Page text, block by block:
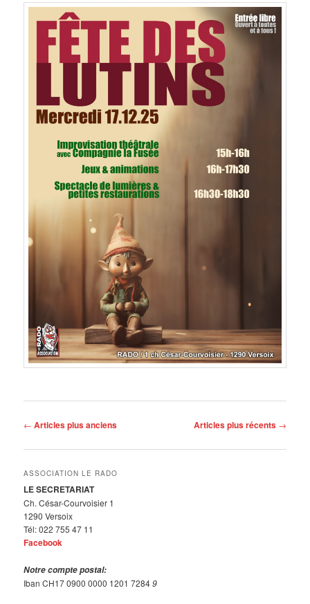
Navigation
articles
← Articles plus anciens Articles plus récents →
ASSOCIATION LE RADO
LE SECRETARIAT
Ch. César-Courvoisier 1
1290 Versoix
Tél: 022 755 47 11
Facebook
Notre compte postal:
Iban CH17 0900 0000 1201 72849